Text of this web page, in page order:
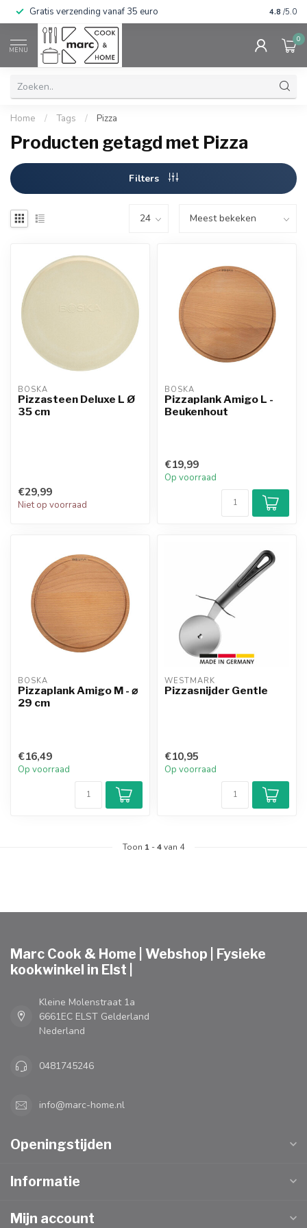
Gratis verzending vanaf 35 euro 4.8 /5.0
MENU
0
Home / Tags / Pizza
Producten getagd met Pizza
Filters
BOSKA
Pizzasteen Deluxe L Ø
35 cm
€29,99
Niet op voorraad
BOSKA
Pizzaplank Amigo L -
Beukenhout
€19,99
Op voorraad
BOSKA
Pizzaplank Amigo M - ⌀
29 cm
€16,49
Op voorraad
WESTMARK
Pizzasnijder Gentle
€10,95
Op voorraad
Toon 1 -4van 4
Marc Cook & Home | Webshop | Fysieke
kookwinkel in Elst |
Kleine Molenstraat 1a
6661EC ELST Gelderland
Nederland
0481745246
info@marc-home.nl
Openingstijden
Informatie
Mijn account